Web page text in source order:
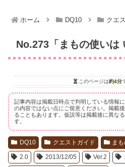
ホーム DQ10 クエ
No.273「まもの使いは
このページは約4分
記事内容は掲載日時点で判明している情報
の内容ではない点にご留意ください。掲載
ることもあります。仮説等は掲載後に異な
す。
DQ10 クエストガイド ま
2.0 2013/12/05 Ver.2